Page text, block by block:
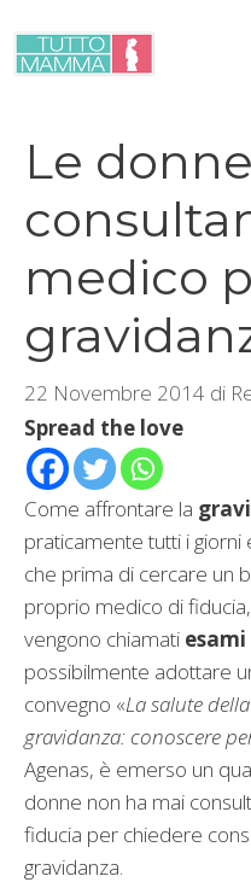
contenuto
Le
medico
22 Novembre 2014 di
Spread the love
Come affrontare la
praticamente tutti i
che prima di cercare un
proprio medico di
vengono chiamati
possibilmente adottare
convegno «La salute
gravidanza: conoscere
Agenas, è emerso un
donne non ha mai
fiducia per chiedere
gravidanza.